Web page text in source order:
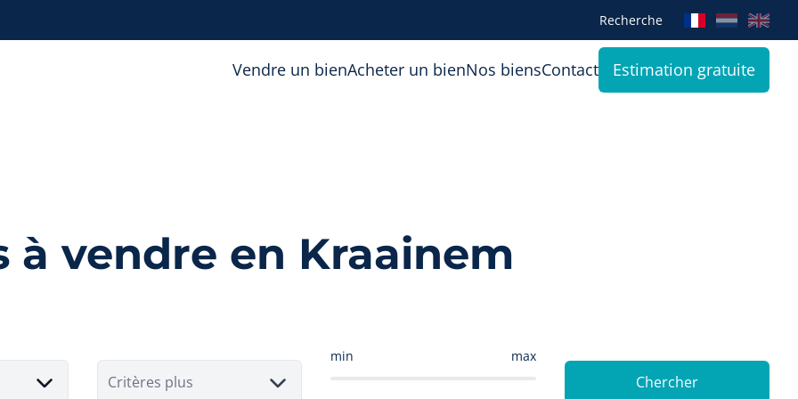
Recherche
Vendre un bienAcheter un bienNos biensContact Estimation gratuite
à vendre en Kraainem
Critères plus
min max
Chercher